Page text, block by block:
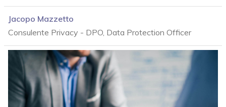
Jacopo Mazzetto
Consulente Privacy - DPO, Data Protection Officer